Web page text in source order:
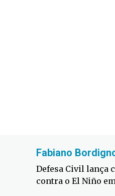
Fabiano
Defesa Civil lança
contra o El Niño